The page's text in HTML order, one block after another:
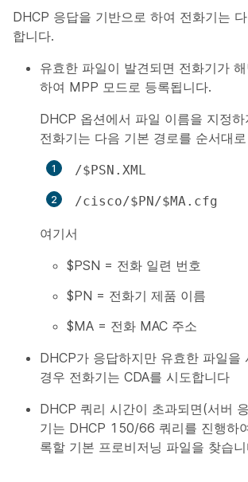
DHCP 응답을 기반으로 하여 전화기는
합니다.
유효한 파일이 발견되면 전화기가
하여 MPP 모드로 등록됩니다.
DHCP 옵션에서 파일 이름을 지정
전화기는 다음 기본 경로를 순서대
/$PSN.XML
/cisco/$PN/$MA.cfg
여기서
$PSN = 전화 일련 번호
$PN = 전화기 제품 이름
$MA = 전화 MAC 주소
DHCP가 응답하지만 유효한 파일을
경우 전화기는 CDA를 시도합니다
DHCP 쿼리 시간이 초과되면(서버
기는 DHCP 150/66 쿼리를 진행하
록할 기본 프로비저닝 파일을 찾습